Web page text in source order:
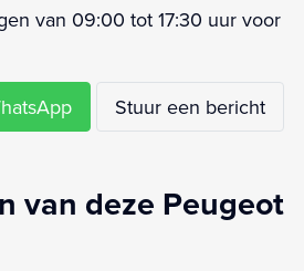
van 09:00 tot 17:30 uur voor
Stuur een bericht
van deze Peugeot